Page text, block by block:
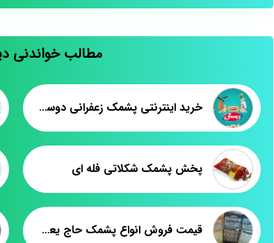
مطالب خواندنی
خرید اینترنتی پشمک زعفرانی دوستی
پخش پشمک شکلاتی فله ای
قیمت فروش انواع پشمک حاج یعقوب